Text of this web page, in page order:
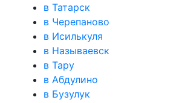
в Татарск
в Черепаново
в Исилькуля
в Называевск
в Тару
в Абдулино
в Бузулук